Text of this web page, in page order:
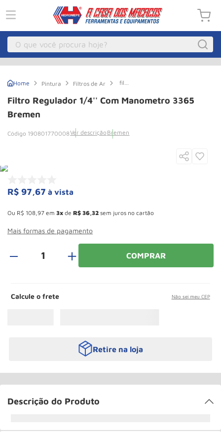
O que você procura hoje?
Pintura Filtros de Ar
filtro
1/4''
Com
Filtro Regulador 1/4'' Com Manometro 3365
Bremen
190801770008Ver descrição Bremen
R$ 97,67 à vista
Ou R$ 108 97 em 3 de R$ 36 32 sem juros no cartão
Mais formas de pagamento
＋ COMPRAR
Calcule o frete Não sei meu CEP
Retire na loja
Descrição do Produto
3º Macaco Hidraulico
8 º Rodizio
9º Talha
10 º